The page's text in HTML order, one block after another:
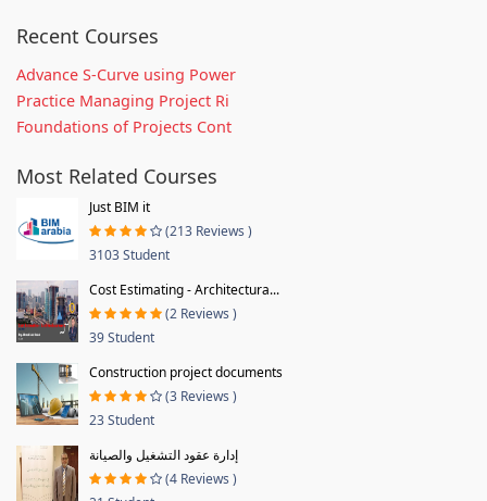
Recent Courses
Advance S-Curve using Power
Practice Managing Project Ri
Foundations of Projects Cont
Most Related Courses
Just BIM it
(213 Reviews )
3103 Student
Cost Estimating - Architectura...
(2 Reviews )
39 Student
Construction project documents
(3 Reviews )
23 Student
إدارة عقود التشغيل والصيانة
(4 Reviews )